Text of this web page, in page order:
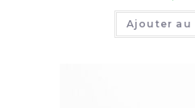
Ajouter au